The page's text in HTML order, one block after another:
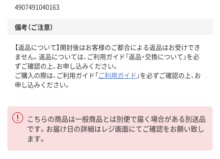
4907491040163
備考（ご注意）
【返品について】開封後はお客様のご都合による返品はお受けでき
ません。返品については、ご利用ガイド「返品・交換について」を必
ずご確認の上、お申し込みください。
ご購入の際は、ご利用ガイド「ご利用ガイド 」を必ずご確認の上、お
申し込みください。
こちらの商品は一般商品とは別便で届く場合がある別送品
です。お届け日の詳細はレジ画面にてご確認をお願い致し
ます。